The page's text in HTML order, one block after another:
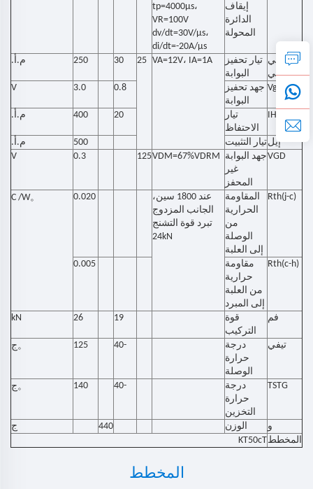
إيقاف
الدائرة
المحولة
tp=4000μs،
VR=100V
dv/dt=30V/μs،
di/dt=-20A/μs
إيه جي
تي
تيار تحفيز
البوابة
VA=12V، IA=1A 25
30
250 م.أ.
Vgt جهد تحفيز
البوابة
0.8
3.0
V
IH
تيار
الاحتفاظ
20
400 م.أ.
إيلتيار التثبيت 500
م.أ.
VGDجهد البوابة
غير
المحفز
VDM=67%VDRM
125
0.3
V
Rth(j-c)
المقاومة
الحرارية
من
الوصلة
إلى العلبة
عند 1800 سين،
الجانب المزدوج
تبرد قوة التشنج
24kN
0.020
。
C /W
Rth(c-h)
مقاومة
حرارية
من العلبة
إلى المبرد
0.005
فم
قوة
التركيب
19
26
kN
تيفي
درجة
حرارة
الوصلة
-40
125
。 ج
TSTG
درجة
حرارة
التخزين
-40
140
。 ج
و الوزن 440
ج
المخططKT50cT
المخطط